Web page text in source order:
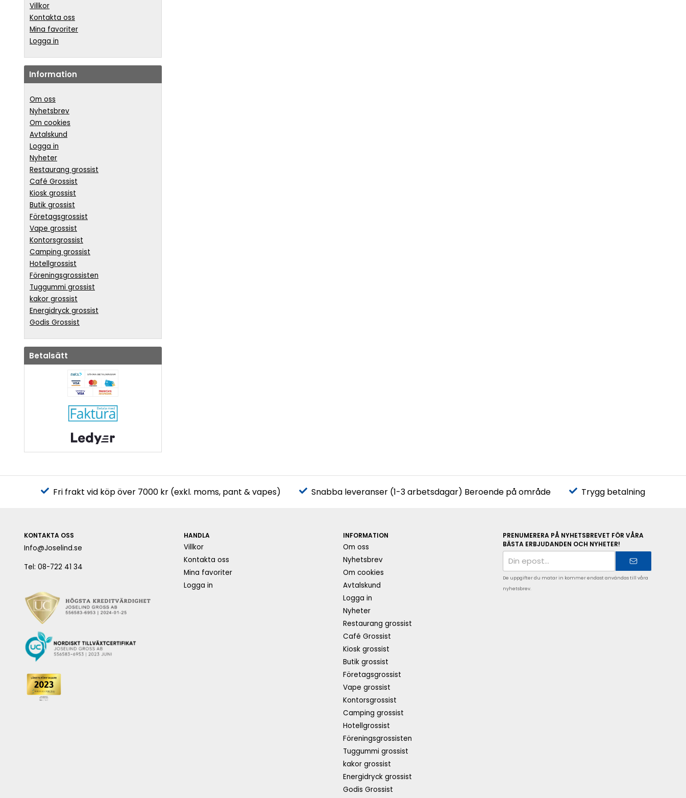
Villkor
Kontakta oss
Mina favoriter
Logga in
Information
Om oss
Nyhetsbrev
Om cookies
Avtalskund
Logga in
Nyheter
Restaurang grossist
Café Grossist
Kiosk grossist
Butik grossist
Företagsgrossist
Vape grossist
Kontorsgrossist
Camping grossist
Hotellgrossist
Föreningsgrossisten
Tuggummi grossist
kakor grossist
Energidryck grossist
Godis Grossist
Betalsätt
Fri frakt vid köp över 7000 kr (exkl. moms, pant & vapes) Snabba leveranser (1-3 arbetsdagar) Beroende på område Trygg betalning
KONTAKTA OSS
Info@Joselind.se
Tel: 08-722 41 34
HANDLA
Villkor
Kontakta oss
Mina favoriter
Logga in
INFORMATION
Om oss
Nyhetsbrev
Om cookies
Avtalskund
Logga in
Nyheter
Restaurang grossist
Café Grossist
Kiosk grossist
Butik grossist
Företagsgrossist
Vape grossist
Kontorsgrossist
Camping grossist
Hotellgrossist
Föreningsgrossisten
Tuggummi grossist
kakor grossist
Energidryck grossist
Godis Grossist
PRENUMERERA PÅ NYHETSBREVET FÖR VÅRA
BÄSTA ERBJUDANDEN OCH NYHETER!
E-
postadress
De uppgifter du matar in kommer endast användas till våra
nyhetsbrev.